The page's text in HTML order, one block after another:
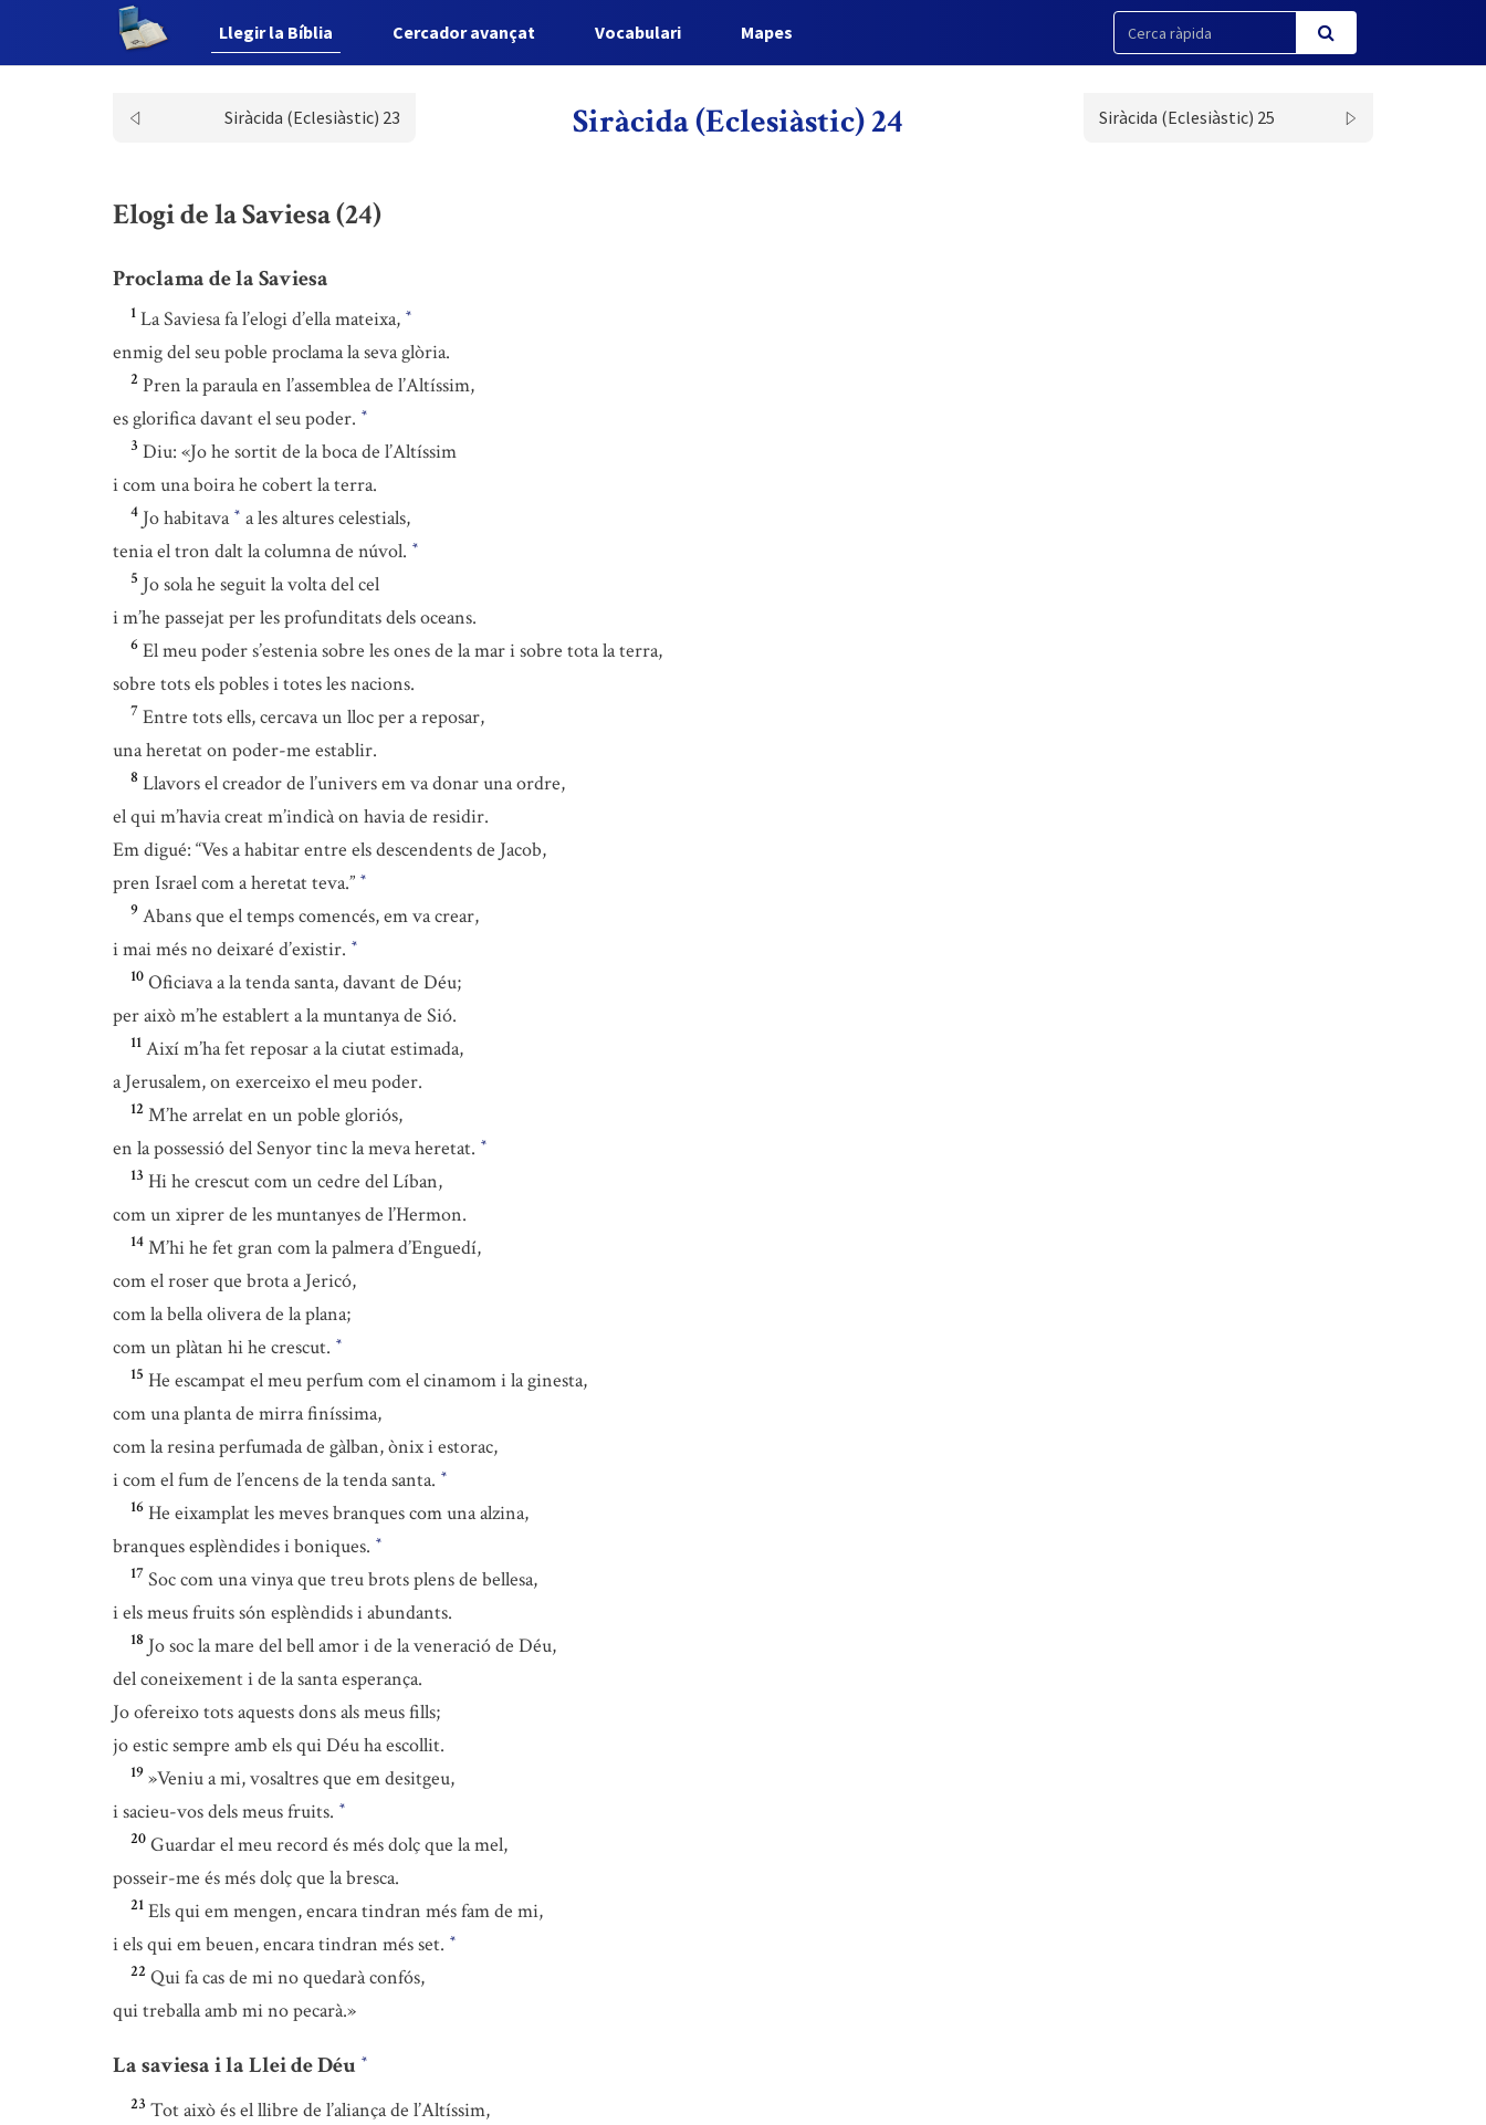
Llegir la Bíblia Cercador avançat Vocabulari Mapes
Siràcida (Eclesiàstic) 23 Siràcida (Eclesiàstic) 24 Siràcida (Eclesiàstic) 25
Elogi de la Saviesa (24)
Proclama de la Saviesa
1 La Saviesa fa l’elogi d’ella mateixa, *
enmig del seu poble proclama la seva glòria.
2 Pren la paraula en l’assemblea de l’Altíssim,
es glorifica davant el seu poder. *
3 Diu: «Jo he sortit de la boca de l’Altíssim
i com una boira he cobert la terra.
4 Jo habitava * a les altures celestials,
tenia el tron dalt la columna de núvol. *
5 Jo sola he seguit la volta del cel
i m’he passejat per les profunditats dels oceans.
6 El meu poder s’estenia sobre les ones de la mar i sobre tota la terra,
sobre tots els pobles i totes les nacions.
7 Entre tots ells, cercava un lloc per a reposar,
una heretat on poder-me establir.
8 Llavors el creador de l’univers em va donar una ordre,
el qui m’havia creat m’indicà on havia de residir.
Em digué: “Ves a habitar entre els descendents de Jacob,
pren Israel com a heretat teva.” *
9 Abans que el temps comencés, em va crear,
i mai més no deixaré d’existir. *
10 Oficiava a la tenda santa, davant de Déu;
per això m’he establert a la muntanya de Sió.
11 Així m’ha fet reposar a la ciutat estimada,
a Jerusalem, on exerceixo el meu poder.
12 M’he arrelat en un poble gloriós,
en la possessió del Senyor tinc la meva heretat. *
13 Hi he crescut com un cedre del Líban,
com un xiprer de les muntanyes de l’Hermon.
14 M’hi he fet gran com la palmera d’Enguedí,
com el roser que brota a Jericó,
com la bella olivera de la plana;
com un plàtan hi he crescut. *
15 He escampat el meu perfum com el cinamom i la ginesta,
com una planta de mirra finíssima,
com la resina perfumada de gàlban, ònix i estorac,
i com el fum de l’encens de la tenda santa. *
16 He eixamplat les meves branques com una alzina,
branques esplèndides i boniques. *
17 Soc com una vinya que treu brots plens de bellesa,
i els meus fruits són esplèndids i abundants.
18 Jo soc la mare del bell amor i de la veneració de Déu,
del coneixement i de la santa esperança.
Jo ofereixo tots aquests dons als meus fills;
jo estic sempre amb els qui Déu ha escollit.
19 »Veniu a mi, vosaltres que em desitgeu,
i sacieu-vos dels meus fruits. *
20 Guardar el meu record és més dolç que la mel,
posseir-me és més dolç que la bresca.
21 Els qui em mengen, encara tindran més fam de mi,
i els qui em beuen, encara tindran més set. *
22 Qui fa cas de mi no quedarà confós,
qui treballa amb mi no pecarà.»
La saviesa i la Llei de Déu *
23 Tot això és el llibre de l’aliança de l’Altíssim,